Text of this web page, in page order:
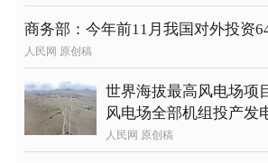
商务部：今年前11月我国对外投资
人民网 原创稿
世界海拔最高风电场
风电场全部机组投产发
人民网 原创稿